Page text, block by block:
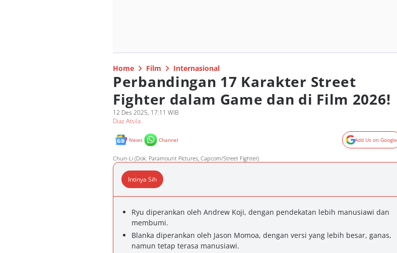
Home Film Internasional
Perbandingan 17 Karakter Street
Fighter dalam Game dan di Film 2026!
12 Des 2025, 17:11 WIB
Diaz Atsila
News Channel Add Us on Google
Chun-Li (Dok. Paramount Pictures, Capcom/Street Fighter)
Intinya Sih
Ryu diperankan oleh Andrew Koji, dengan pendekatan lebih manusiawi dan
membumi.
Blanka diperankan oleh Jason Momoa, dengan versi yang lebih besar, ganas,
namun tetap terasa manusiawi.